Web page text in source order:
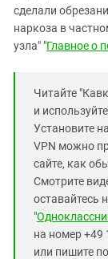
сделали
наркоза в
узла" "Главное о
Читайте
и
Установите
VPN можно
сайте, как
Смотрите
оставайтесь
"
на номер +49
или пишите